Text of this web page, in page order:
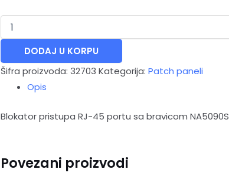
DODAJ U KORPU
Šifra proizvoda:32703 Kategorija:Patch paneli
Opis
Blokator pristupa RJ-45 portu sa bravicom
Povezani proizvodi